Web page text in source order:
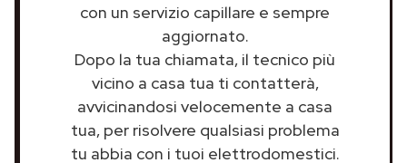
con un servizio capillare e sempre
aggiornato.
Dopo la tua chiamata, il tecnico più
vicino a casa tua ti contatterà,
avvicinandosi velocemente a casa
tua, per risolvere qualsiasi problema
tu abbia con i tuoi elettrodomestici.